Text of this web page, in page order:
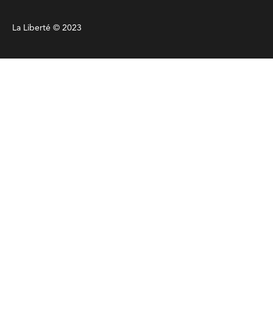
La Liberté © 2023